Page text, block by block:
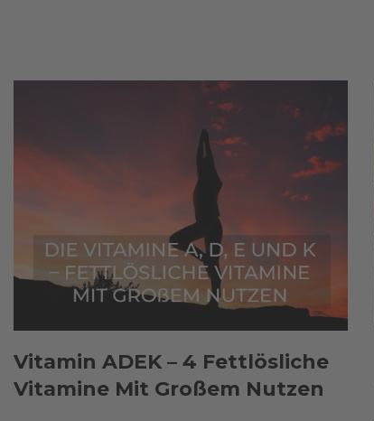
Vitamin ADEK – 4 Fettlösliche
Vitamine Mit Großem Nutzen